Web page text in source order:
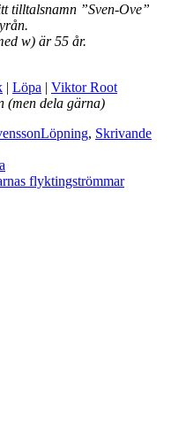
tilltalsnamn ”Sven-Ove”
w) är 55 år.
| Löpa | Viktor Root
(men dela gärna)
Kategorier
Löpning, Skrivande
flyktingströmmar